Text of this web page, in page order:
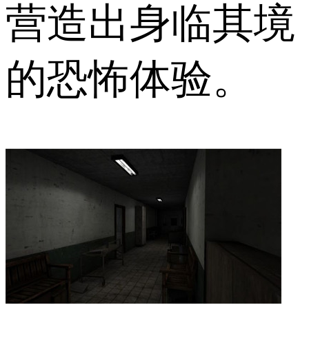
营造出身临其境
的恐怖体验。